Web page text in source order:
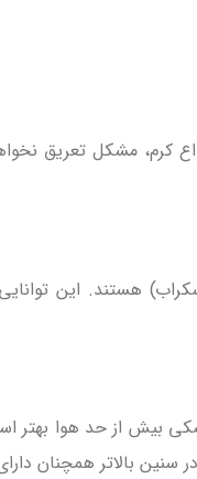
کرم، مشکل تعریق
هستند. این
بیش از حد هوا
بالاتر همچنان